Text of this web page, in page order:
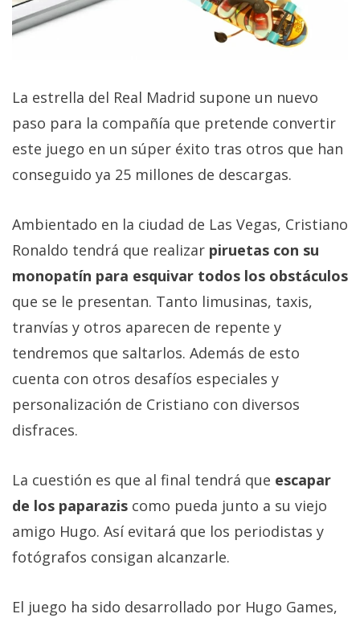
El medio de
comunicación
noticias sobre
móviles,
ordenadores,
apps,
informática,
trucos y
Informático
(CC) 2006-
2026.Algunos
derechos
La estrella del Real Madrid supone un nuevo
paso para la compañía que pretende convertir
este juego en un súper éxito tras otros que han
conseguido ya 25 millones de descargas.
Ambientado en la ciudad de Las Vegas, Cristiano
Ronaldo tendrá que realizar piruetas con su
monopatín para esquivar todos los obstáculos
que se le presentan. Tanto limusinas, taxis,
tranvías y otros aparecen de repente y
tendremos que saltarlos. Además de esto
cuenta con otros desafíos especiales y
personalización de Cristiano con diversos
disfraces.
La cuestión es que al final tendrá que escapar
de los paparazis como pueda junto a su viejo
amigo Hugo. Así evitará que los periodistas y
fotógrafos consigan alcanzarle.
El juego ha sido desarrollado por Hugo Games,